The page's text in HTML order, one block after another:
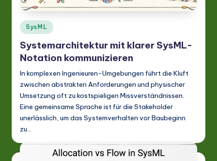
Posted
in
SysML
Systemarchitektur mit klarer SysML-
Notation kommunizieren
In komplexen Ingenieuren-Umgebungen führt die Kluft
zwischen abstrakten Anforderungen und physischer
Umsetzung oft zu kostspieligen Missverständnissen.
Eine gemeinsame Sprache ist für die Stakeholder
unerlässlich, um das Systemverhalten vor Baubeginn
zu…